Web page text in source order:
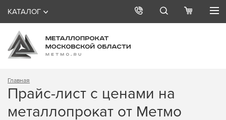
КАТАЛОГ
Главная
Прайс-лист с ценами на
металлопрокат от Метмо